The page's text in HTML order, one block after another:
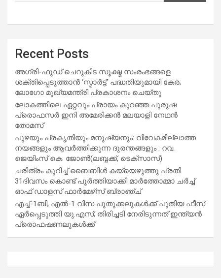
Recent Posts
അഗ്രി-ഫുഡ് ചെറുകിട സൂക്ഷ്മ സംരംഭങ്ങളെ
ശക്തിപ്പെടുത്താന്‍ ‘സ്മാര്‍ട്ട്’ പദ്ധതിയുമായി കേര;
ലോഗോ മുഖ്യമന്ത്രി പ്രകാശനം ചെയ്തു
ലോകത്തിലെ ഏറ്റവും പ്രായം കുറഞ്ഞ പുരുഷ
പ്രൊഫസർ ഇനി അമേരിക്കൻ മലയാളി നേഥൻ
തോമസ്
പുഴയും പ്രകൃതിയും മനുഷ്യനും: വിവേകമില്ലാത്ത
നയങ്ങളും ആവർത്തിക്കുന്ന ദുരന്തങ്ങളും : റവ.
ജെയിംസ് കെ. ജോൺ(ലബ്ബക്ക്, ടെക്സാസ്)
ചരിത്രം കുറിച്ച് ബൈബിൾ കയ്യെഴുത്തു പ്രതി
31ദിവസം കൊണ്ട് പൂർത്തിയാക്കി മാർത്തോമ്മാ ചർച്ച്
ഓഫ് ഡാളസ് ഫാർമേഴ്‌സ് ബ്രാഞ്ച്
എച്ച്-1ബി, എൽ-1 വിസ പുതുക്കലുകൾക്ക് പുതിയ ഫീസ്
ഏർപ്പെടുത്തി യു.എസ്; തിരിച്ചടി നേരിടുന്നത് ഇന്ത്യൻ
പ്രൊഫഷണലുകൾക്ക്